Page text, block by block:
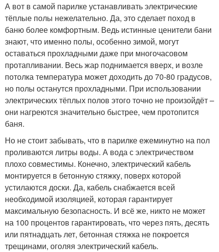
А вот в самой парилке устанавливать электрические
тёплые полы нежелательно. Да, это сделает поход в
баню более комфортным. Ведь истинные ценители бани
знают, что именно полы, особенно зимой, могут
оставаться прохладными даже при многочасовом
протапливании. Весь жар поднимается вверх, и возле
потолка температура может доходить до 70-80 градусов,
но полы останутся прохладными. При использовании
электрических тёплых полов этого точно не произойдёт –
они нагреются значительно быстрее, чем протопится
баня.
Но не стоит забывать, что в парилке ежеминутно на пол
проливаются литры воды. А вода с электричеством
плохо совместимы. Конечно, электрический кабель
монтируется в бетонную стяжку, поверх которой
устилаются доски. Да, кабель снабжается всей
необходимой изоляцией, которая гарантирует
максимальную безопасность. И всё же, никто не может
на 100 процентов гарантировать, что через пять, десять
или пятнадцать лет, бетонная стяжка не покроется
трещинами, оголяя электрический кабель.